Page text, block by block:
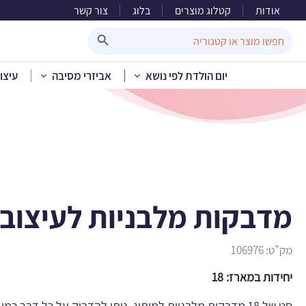
אודות קטלוג מוצרים בלוג צור קשר
for:
יום הולדת לפי נושא אביזרי מסיבה
בית»קטלוג מוצרים
מדבקות מלבניות
מק"ט:106976
יחידות במארז: 18